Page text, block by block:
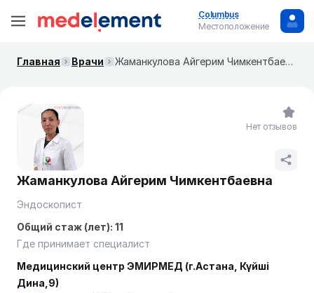
Columbus
Местоположение
Главная Врачи Жаманкулова Айгерим Чимкентбаевна
Жаманкулова Айгерим Чимкентбаевна
Эндоскопист
Общий стаж (лет): 11
Где принимает специалист
Медицинский центр ЭМИРМЕД (г.Астана, Күйші
Дина,9)
Нет отзывов